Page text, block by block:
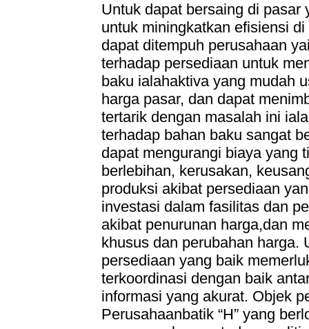
Untuk dapat bersaing di pasar
untuk miningkatkan efisiensi
dapat ditempuh perusahaan
terhadap persediaan untuk
baku ialahaktiva yang mudah
harga pasar, dan dapat
tertarik dengan masalah ini
terhadap bahan baku sangat
dapat mengurangi biaya yang
berlebihan, kerusakan,
produksi akibat persediaan
investasi dalam fasilitas dan
akibat penurunan harga,dan
khusus dan perubahan harga.
persediaan yang baik
terkoordinasi dengan baik
informasi yang akurat. Objek
Perusahaanbatik “H” yang